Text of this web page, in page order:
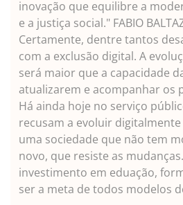
inovação que equilibre a
e a justiça social." FABIO
Certamente, dentre tantos
com a exclusão digital. A
será maior que a capacidade
atualizarem e acompanhar os
Há ainda hoje no serviço
recusam a evoluir
uma sociedade que não tem
novo, que resiste as
investimento em eduação,
ser a meta de todos modelos